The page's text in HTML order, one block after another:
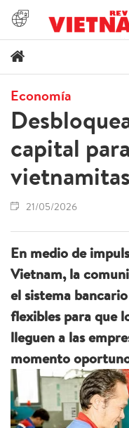
Economía
capital
vietnamitas
21/05/2026
En medio de
Vietnam, la
el sistema
flexibles para que
lleguen a las
momento